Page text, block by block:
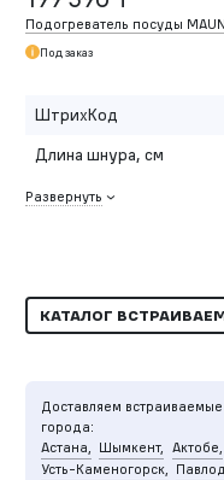
Подогреватель посуды
Под заказ
ШтрихКод
Длина шнура, см
Развернуть
КАТАЛОГ
Доставляем
города:
Астана, Шымкент, Актобе,
Усть-Каменогорск,